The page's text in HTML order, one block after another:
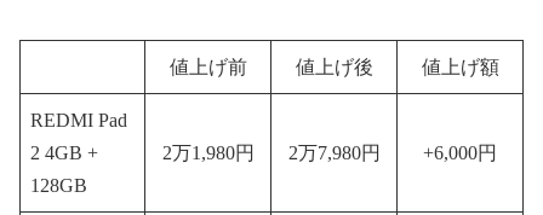
値上げ前 値上げ後 値上げ額
REDMI Pad
2 4GB +
128GB
2万1,980円 2万7,980円 +6,000円